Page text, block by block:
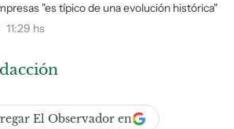
"es típico de una evolución histórica"
11:29 hs
El Observador en